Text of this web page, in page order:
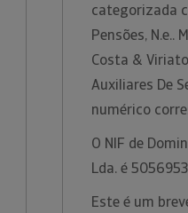
categorizada
Pensões,
Costa &
Auxiliares De
numérico
O NIF de
Lda. é
Este é um